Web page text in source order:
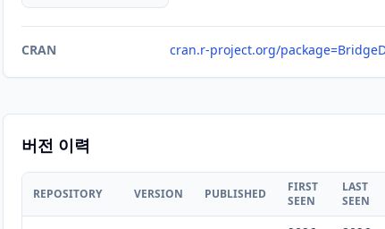
CRAN cran.r-project.org/
버전 이력
REPOSITORY VERSION PUBLISHED
FIRST
SEEN
LAST
SEEN